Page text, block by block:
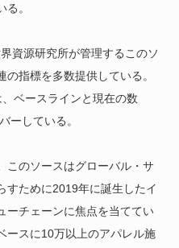
。
資源研究所が管理するこのソ
指標を多数提供している。
ベースラインと現在の数
ーしている。
このソースはグローバル・サ
すために2019年に誕生したイ
ーチェーンに焦点を当ててい
ースに10万以上のアパレル施